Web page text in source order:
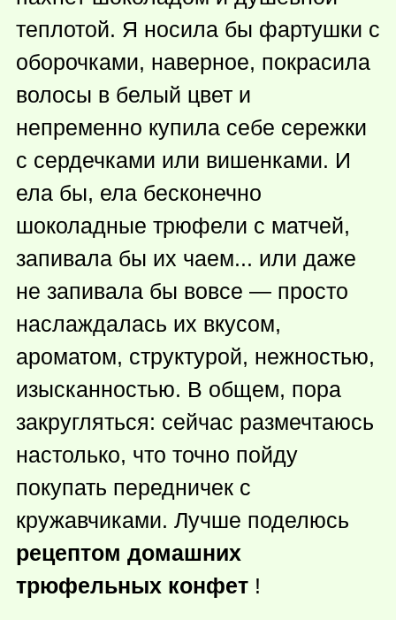
теплотой. Я носила бы фартушки с
оборочками, наверное, покрасила
волосы в белый цвет и
непременно купила себе сережки
с сердечками или вишенками. И
ела бы, ела бесконечно
шоколадные трюфели с матчей,
запивала бы их чаем... или даже
не запивала бы вовсе — просто
наслаждалась их вкусом,
ароматом, структурой, нежностью,
изысканностью. В общем, пора
закругляться: сейчас размечтаюсь
настолько, что точно пойду
покупать передничек с
кружавчиками. Лучше поделюсь
рецептом домашних
трюфельных конфет !